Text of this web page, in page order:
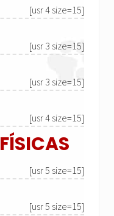
[usr 4 size=15]
[usr 3 size=15]
[usr 3 size=15]
[usr 4 size=15]
[usr 5 size=15]
[usr 5 size=15]